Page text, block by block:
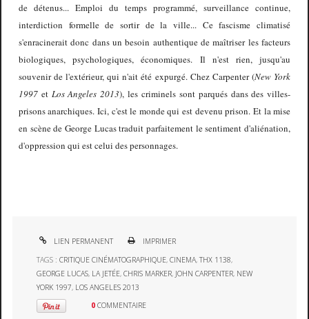
de détenus... Emploi du temps programmé, surveillance continue,
interdiction formelle de sortir de la ville... Ce fascisme climatisé
s'enracinerait donc dans un besoin authentique de maîtriser les facteurs
biologiques, psychologiques, économiques. Il n'est rien, jusqu'au
souvenir de l'extérieur, qui n'ait été expurgé. Chez Carpenter (New York
1997et Los Angeles 2013), les criminels sont parqués dans des villes-
prisons anarchiques. Ici, c'est le monde qui est devenu prison. Et la mise
en scène de George Lucas traduit parfaitement le sentiment d'aliénation,
d'oppression qui est celui des personnages.
LIEN PERMANENT
IMPRIMER
TAGS :CRITIQUE CINÉMATOGRAPHIQUE,CINEMA,THX 1138,
GEORGE LUCAS, LA JETÉE,CHRIS MARKER, JOHN CARPENTER, NEW
YORK 1997, LOS ANGELES 2013
0 COMMENTAIRE